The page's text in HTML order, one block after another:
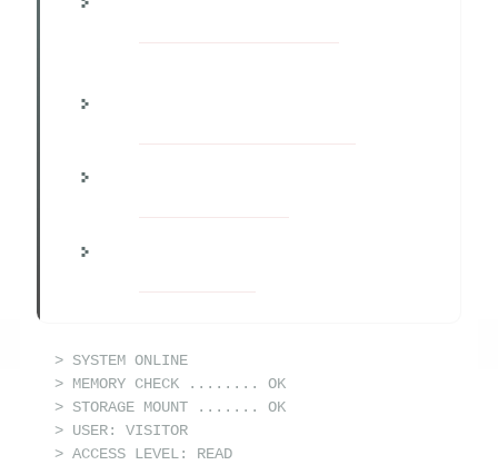
> SYSTEM ONLINE
> MEMORY CHECK ........ OK
> STORAGE MOUNT ....... OK
> USER: VISITOR
> ACCESS LEVEL: READ